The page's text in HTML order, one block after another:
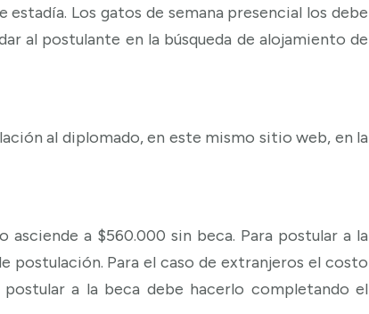
Los gatos de semana presencial los debe
al postulante en la búsqueda de alojamiento de
al diplomado, en este mismo sitio web, en la
a $560.000 sin beca. Para postular a la
Para el caso de extranjeros el costo
a la beca debe hacerlo completando el